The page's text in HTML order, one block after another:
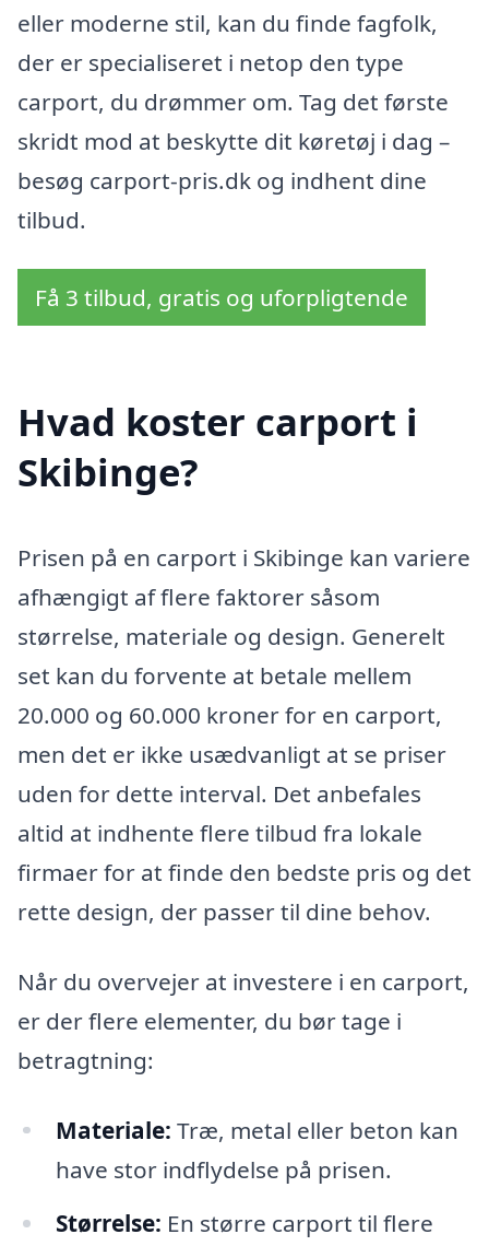
eller moderne stil, kan du finde fagfolk,
der er specialiseret i netop den type
carport, du drømmer om. Tag det første
skridt mod at beskytte dit køretøj i dag –
besøg carport-pris.dk og indhent dine
tilbud.
Få 3 tilbud, gratis og uforpligtende
Hvad koster carport i
Skibinge?
Prisen på en carport i Skibinge kan variere
afhængigt af flere faktorer såsom
størrelse, materiale og design. Generelt
set kan du forvente at betale mellem
20.000 og 60.000 kroner for en carport,
men det er ikke usædvanligt at se priser
uden for dette interval. Det anbefales
altid at indhente flere tilbud fra lokale
firmaer for at finde den bedste pris og det
rette design, der passer til dine behov.
Når du overvejer at investere i en carport,
er der flere elementer, du bør tage i
betragtning:
Materiale: Træ, metal eller beton kan
have stor indflydelse på prisen.
Størrelse: En større carport til flere